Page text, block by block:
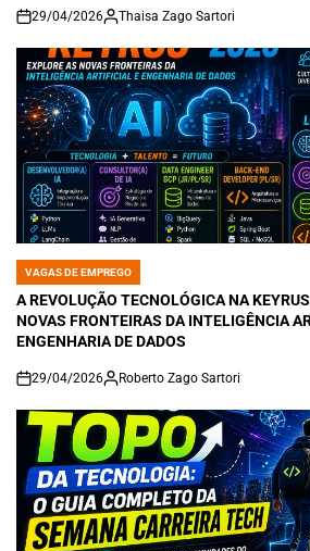
on
29/04/2026 Thaisa Zago Sartori
POSTED
IN
VAGAS DE EMPREGO
A REVOLUÇÃO TECNOLÓGICA NA
NOVAS FRONTEIRAS DA INTELIGÊNCIA
ENGENHARIA DE DADOS
on
29/04/2026 Roberto Zago Sartori